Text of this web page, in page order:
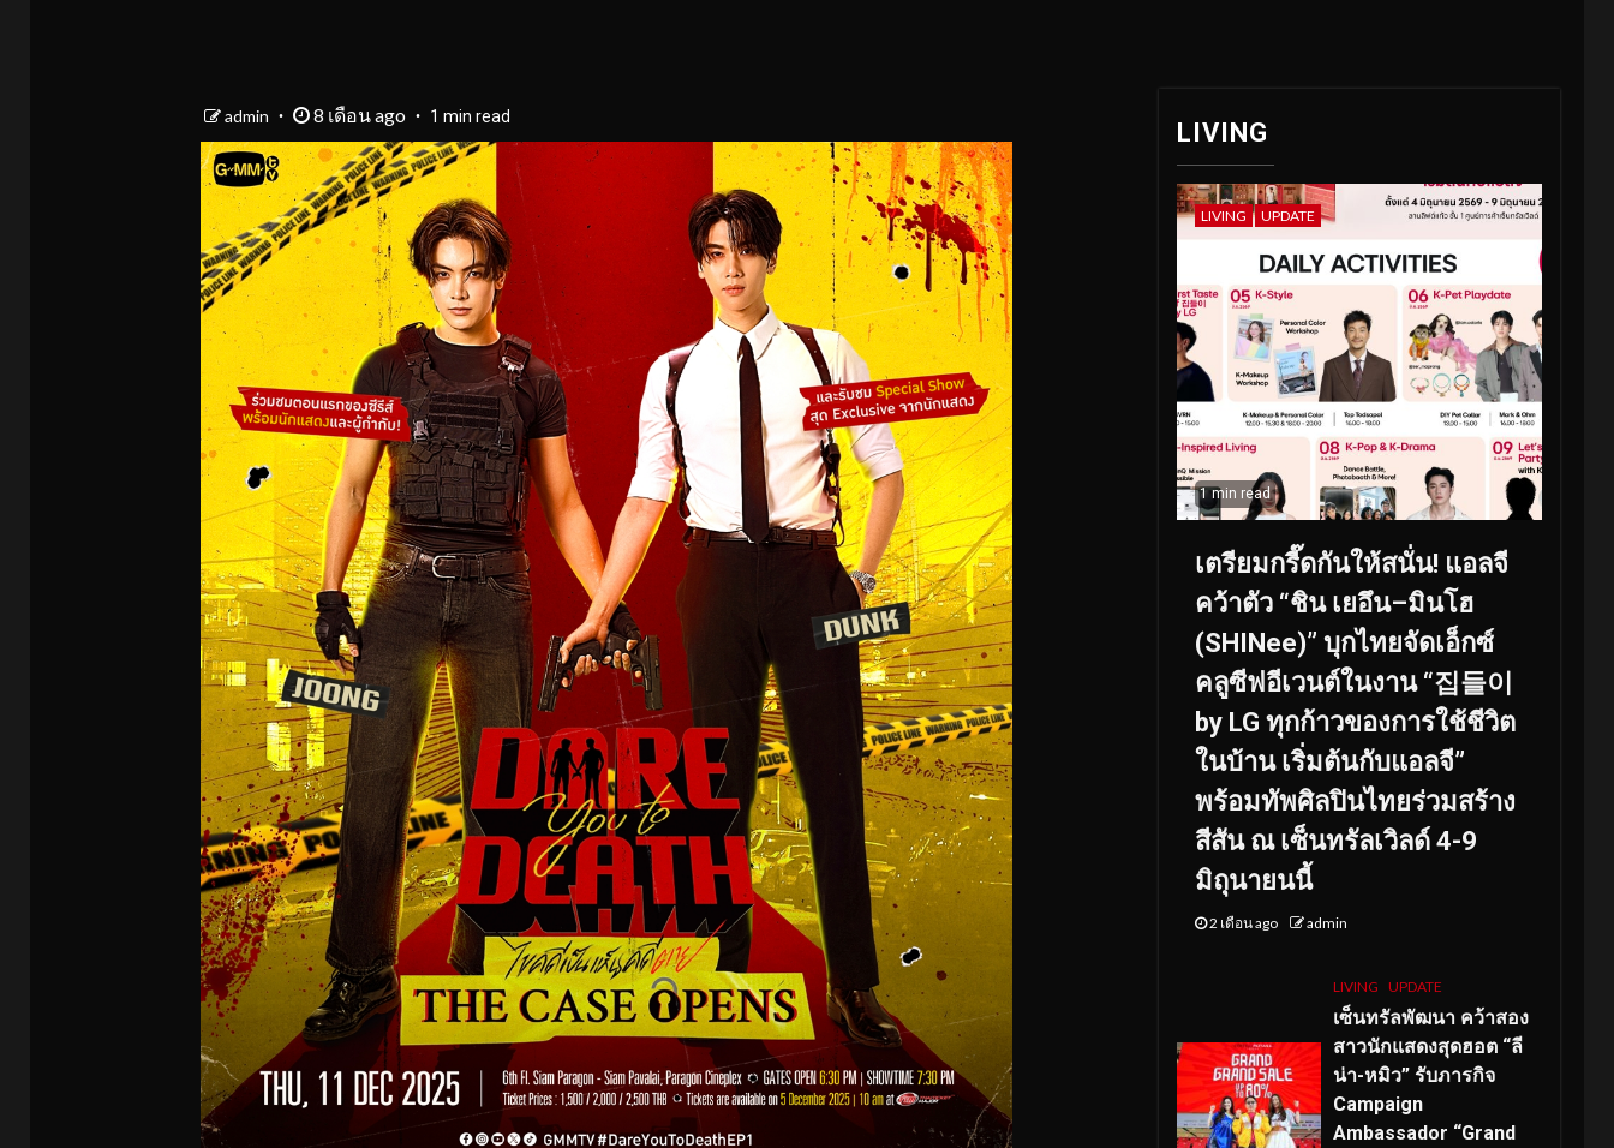
admin 8 เดือน ago 1 min read
LIVING
LIVING UPDATE
1 min read
เตรียมกรี๊ดกันให้สนั่น! แอลจี
คว้าตัว “ชิน เยอึน–มินโฮ
(SHINee)” บุกไทยจัดเอ็กซ์
คลูซีฟอีเวนต์ในงาน “집들이
by LG ทุกก้าวของการใช้ชีวิต
ในบ้าน เริ่มต้นกับแอลจี”
พร้อมทัพศิลปินไทยร่วมสร้าง
สีสัน ณ เซ็นทรัลเวิลด์ 4-9
มิถุนายนนี้
2 เดือน ago admin
LIVING UPDATE
เซ็นทรัลพัฒนา คว้าสอง
สาวนักแสดงสุดฮอต “ลี
น่า-หมิว” รับภารกิจ
Campaign
Ambassador “Grand